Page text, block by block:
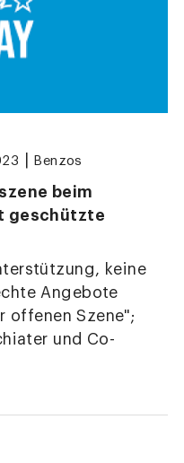
Benzos
beim
geschützte
keine
Angebote
offenen Szene";
und Co-